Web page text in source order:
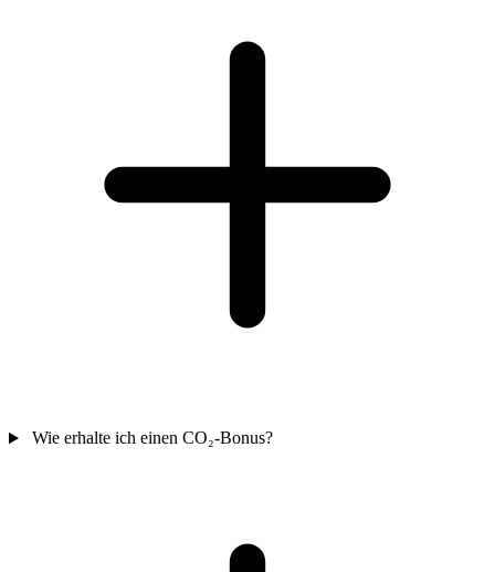
Wie erhalte ich einen CO₂-Bonus?